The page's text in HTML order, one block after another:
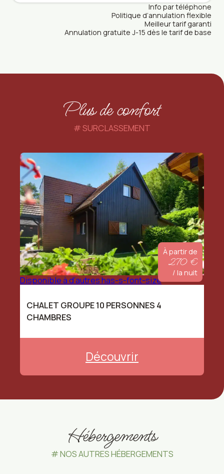
Info par téléphone
Politique d’annulation flexible
Meilleur tarif garanti
Annulation gratuite J-15 dès le tarif de base
Plus de confort
SURCLASSEMENT
Disponible à d’autres has-s-font-size
CHALET GROUPE 10 PERSONNES 4
CHAMBRES
À partir de
270 €
/ la nuit
Découvrir
Hébergements
NOS AUTRES HÉBERGEMENTS